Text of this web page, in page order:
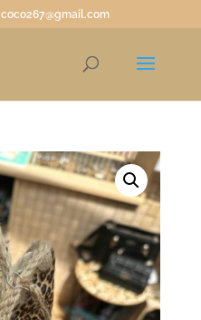
coco267@gmail.com